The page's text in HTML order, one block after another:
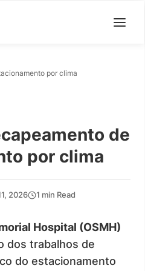
por clima
de
por clima
2026 1 min Read
Hospital (OSMH)
dos trabalhos de
do estacionamento